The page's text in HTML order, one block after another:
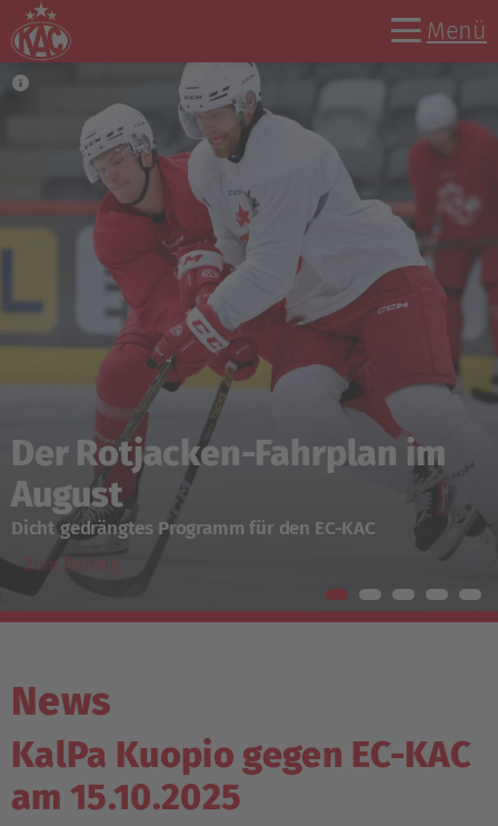
Menü
Der Rotjacken-Fahrplan im
August
Dicht gedrängtes Programm für den EC-KAC
Zum Beitrag
News
KalPa Kuopio gegen EC-KAC
am 15.10.2025